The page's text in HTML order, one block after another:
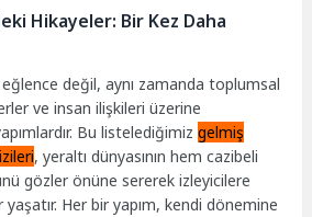
Hikayeler: Bir Kez Daha
değil, aynı zamanda toplumsal
ve insan ilişkileri üzerine
Bu listelediğimizgelmiş
, yeraltı dünyasının hem cazibeli
gözler önüne sererek izleyicilere
Her bir yapım, kendi dönemine